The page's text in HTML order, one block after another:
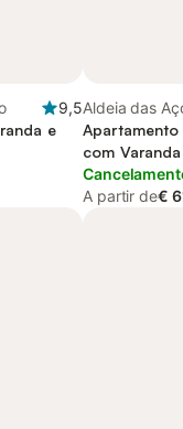
9,5
e
Aldeia das
com
A partir de€